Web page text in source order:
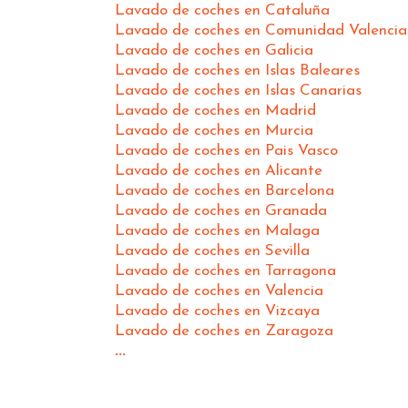
Lavado de coches en Cataluña
Lavado de coches en Comunidad
Lavado de coches en Galicia
Lavado de coches en Islas Baleares
Lavado de coches en Islas Canarias
Lavado de coches en Madrid
Lavado de coches en Murcia
Lavado de coches en Pais Vasco
Lavado de coches en Alicante
Lavado de coches en Barcelona
Lavado de coches en Granada
Lavado de coches en Malaga
Lavado de coches en Sevilla
Lavado de coches en Tarragona
Lavado de coches en Valencia
Lavado de coches en Vizcaya
Lavado de coches en Zaragoza
...